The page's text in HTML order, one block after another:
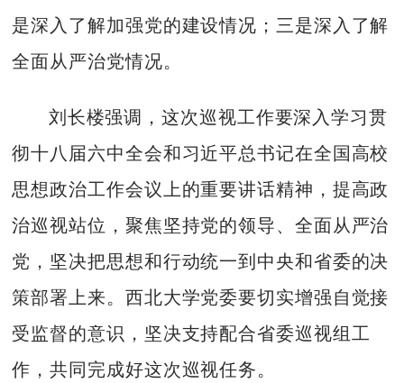
是深入了解加强党的建设情况；三是深入了解
全面从严治党情况。
刘长楼强调，这次巡视工作要深入学习贯
彻十八届六中全会和习近平总书记在全国高校
思想政治工作会议上的重要讲话精神，提高政
治巡视站位，聚焦坚持党的领导、全面从严治
党，坚决把思想和行动统一到中央和省委的决
策部署上来。西北大学党委要切实增强自觉接
受监督的意识，坚决支持配合省委巡视组工
作，共同完成好这次巡视任务。